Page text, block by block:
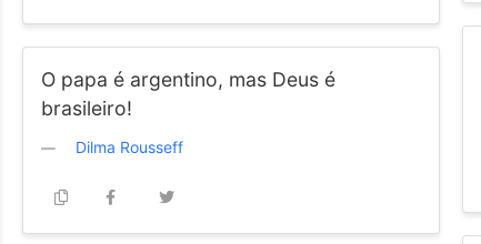
O papa é argentino, mas Deus é
brasileiro!
Dilma Rousseff